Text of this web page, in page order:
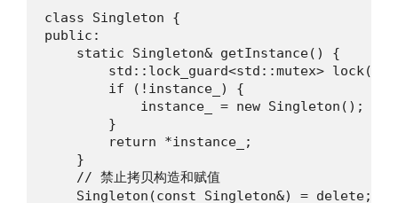
class Singleton {
public:
    static Singleton& getInstance() {
std::lock_guard<std::mutex>
        if (!instance_) {
            instance_ = new Singleton();
        }
        return *instance_;
    }
    // 禁止拷贝构造和赋值
    Singleton(const Singleton&) = delete;